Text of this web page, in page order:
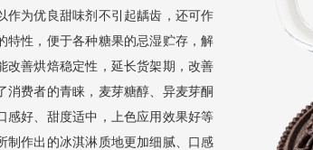
作为优良甜味剂不引起龋齿，还可作
特性，便于各种糖果的忌湿贮存，解
改善烘焙稳定性，延长货架期，改善
费者的青睐，麦芽糖醇、异麦芽酮
感好、甜度适中，上色应用效果好等
制作出的冰淇淋质地更加细腻、口感